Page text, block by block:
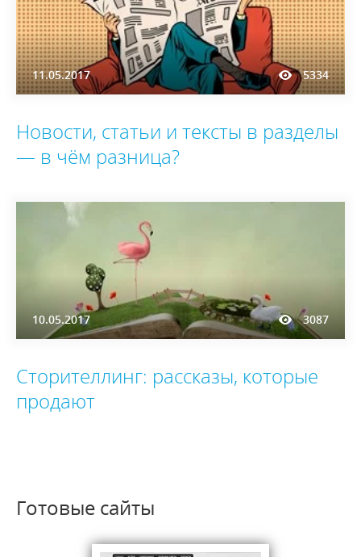
11.05.2017 5334
Новости, статьи и тексты в разделы
— в чём разница?
10.05.2017 3087
Сторителлинг: рассказы, которые
продают
Готовые сайты